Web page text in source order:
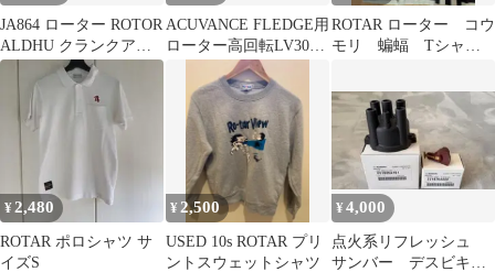
JA864 ローター ROTOR
ALDHU クランクアー
ム 175mm Φ24用
ACUVANCE FLEDGE用
ローター高回転LV30、
ハイトルクLV45セット
ROTAR ローター コウ
モリ 蝙蝠 Tシャ
¥2,480
ROTAR ポロシャツ サ
イズS
¥ 2,500
USED 10s ROTAR プリ
ントスウェットシャツ
¥4,000
点火系リフレッシュ
サンバー デスビキャ